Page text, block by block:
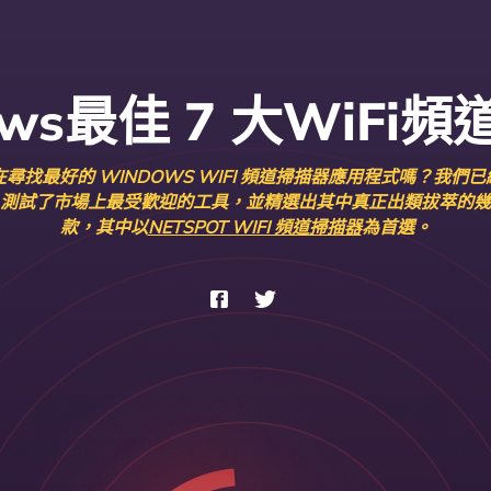
最佳 7 大WiFi頻
尋找最好的 WINDOWS WIFI 頻道掃描器應用程式嗎？我們已
測試了市場上最受歡迎的工具，並精選出其中真正出類拔萃的幾
款，其中以NETSPOT WIFI 頻道掃描器為首選。